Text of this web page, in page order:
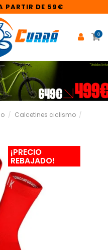
PARTIR DE 59€
0
Calcetines ciclismo
¡PRECIO
REBAJADO!